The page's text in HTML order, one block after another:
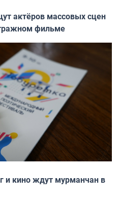
актёров массовых сцен
фильме
и кино ждут мурманчан в